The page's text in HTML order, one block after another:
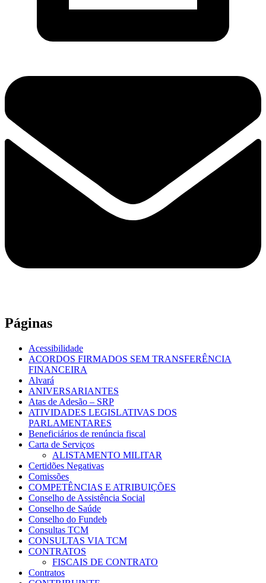
Páginas
Acessibilidade
ACORDOS FIRMADOS SEM TRANSFERÊNCIA
FINANCEIRA
Alvará
ANIVERSARIANTES
Atas de Adesão – SRP
ATIVIDADES LEGISLATIVAS DOS
PARLAMENTARES
Beneficiários de renúncia fiscal
Carta de Serviços
ALISTAMENTO MILITAR
Certidões Negativas
Comissões
COMPETÊNCIAS E ATRIBUIÇÕES
Conselho de Assistência Social
Conselho de Saúde
Conselho do Fundeb
Consultas TCM
CONSULTAS VIA TCM
CONTRATOS
FISCAIS DE CONTRATO
Contratos